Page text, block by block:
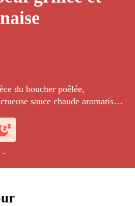
du boucher poêlée,
sauce chaude aromatisée
-